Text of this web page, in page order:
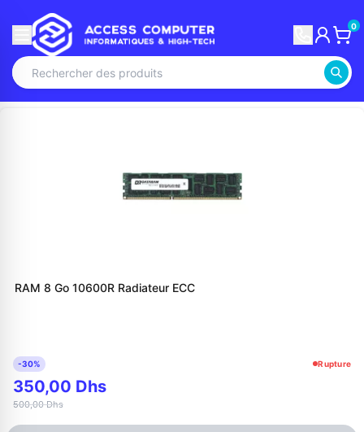
0
RAM 8 Go 10600R Radiateur ECC
-30% Rupture
350,00 Dhs
500,00 Dhs